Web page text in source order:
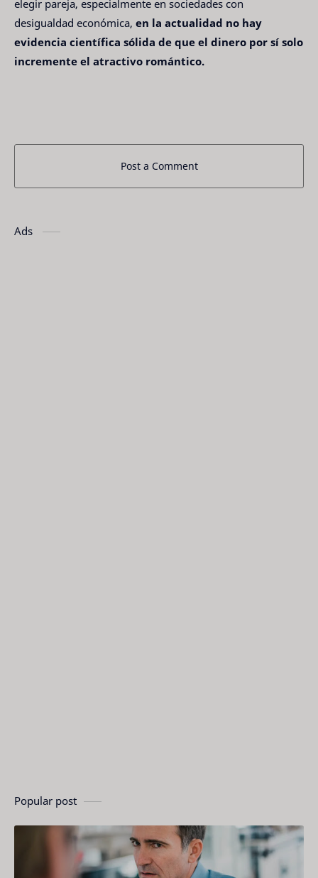
elegir pareja, especialmente en sociedades con
desigualdad económica, en la actualidad no hay
evidencia científica sólida de que el dinero por sí solo
incremente el atractivo romántico.
Post a Comment
Ads
Popular post